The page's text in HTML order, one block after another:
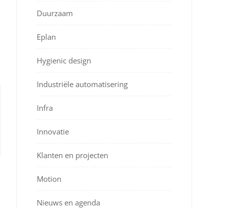
Duurzaam
Eplan
Hygienic design
Industriële automatisering
Infra
Innovatie
Klanten en projecten
Motion
Nieuws en agenda